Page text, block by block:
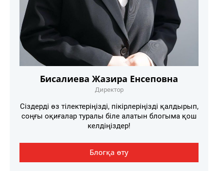
Бисалиева Жазира Енсеповна
Директор
Сіздерді өз тілектеріңізді, пікірлеріңізді қалдырып,
соңғы оқиғалар туралы біле алатын блогыма қош
келдіңіздер!
Блогқа өту